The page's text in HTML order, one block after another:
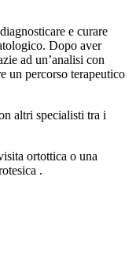
e curare
Dopo aver
ad un’analisi con
un percorso terapeutico
altri specialisti tra i
ortottica o una
.